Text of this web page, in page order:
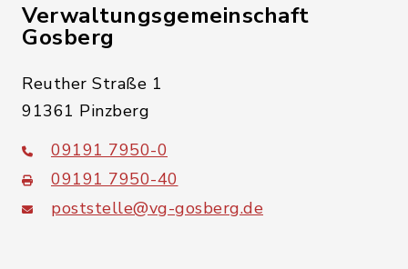
Verwaltungsgemeinschaft
Gosberg
Reuther Straße 1
91361 Pinzberg
09191 7950-0
09191 7950-40
poststelle@vg-gosberg.de